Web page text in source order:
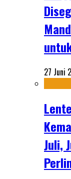
27 Juni
Juli,